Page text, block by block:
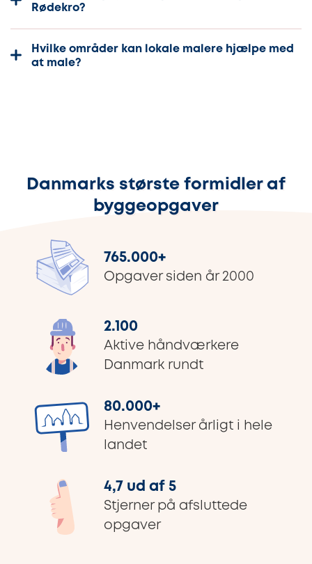
Rødekro?
Hvilke områder kan lokale malere hjælpe med
at male?
Danmarks største formidler af
byggeopgaver
765.000+
Opgaver siden år 2000
2.100
Aktive håndværkere
Danmark rundt
80.000+
Henvendelser årligt i hele
landet
4,7 ud af 5
Stjerner på afsluttede
opgaver